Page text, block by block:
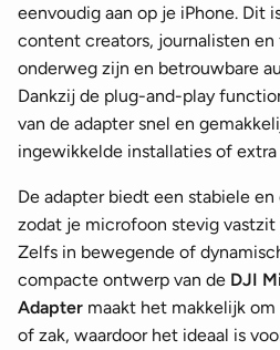
eenvoudig aan op je iPhone. Dit
content creators, journalisten
onderweg zijn en betrouwbare
Dankzij de plug-and-play
van de adapter snel en
ingewikkelde installaties of extra
De adapter biedt een stabiele
zodat je microfoon stevig
Zelfs in bewegende of
compacte ontwerp van de DJI
Adapter maakt het makkelijk
of zak, waardoor het ideaal is